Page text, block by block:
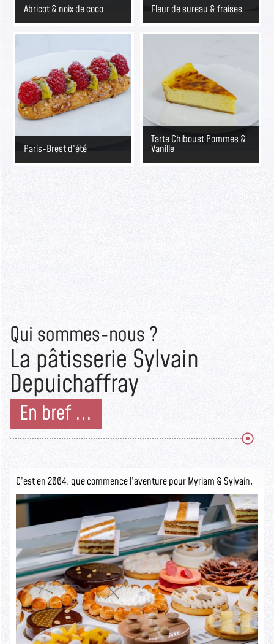
Abricot & noix de coco Fleur de sureau & fraises
Paris-Brest d’été
Tarte Chiboust Pommes &
Vanille
Qui sommes-nous ?
La pâtisserie Sylvain
Depuichaffray
En bref ...
C’est en 2004, que commence l’aventure pour Myriam & Sylvain,
ils ouvrent la pâtisserie Sylvain Depuichaffray dans une boutique
Seuls les initiés savent ce qui se cache derrière cette devanture
rustique.
Lire la suite >>